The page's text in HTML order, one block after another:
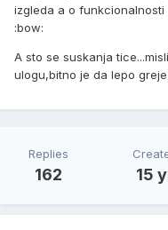
izgleda a o
:bow:
A sto se suskanja
ulogu,bitno je da lepo
Replies
162 15